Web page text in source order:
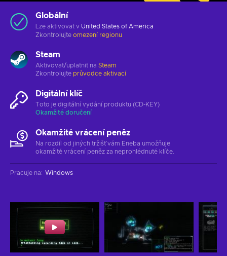
Globální
Lze aktivovat v United States of America
Zkontrolujte omezení regionu
Steam
Aktivovat/uplatnit na Steam
Zkontrolujte průvodce aktivací
Digitální klíč
Toto je digitální vydání produktu (CD-KEY)
Okamžité doručení
Okamžité vrácení peněz
Na rozdíl od jiných tržišť vám Eneba umožňuje
okamžité vrácení peněz za neprohlédnuté klíče.
Pracuje na: Windows